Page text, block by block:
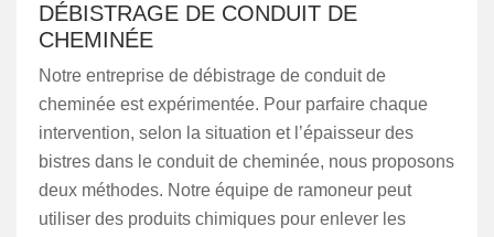
DÉBISTRAGE DE CONDUIT DE
CHEMINÉE
Notre entreprise de débistrage de conduit de
cheminée est expérimentée. Pour parfaire chaque
intervention, selon la situation et l’épaisseur des
bistres dans le conduit de cheminée, nous proposons
deux méthodes. Notre équipe de ramoneur peut
utiliser des produits chimiques pour enlever les